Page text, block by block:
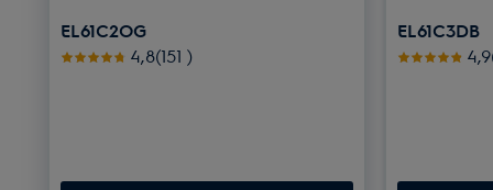
EL61C2OG
Рейтинг 4.8 з 5 зірок (151 Відгуки)
4,8(151 )
EL61C3DB